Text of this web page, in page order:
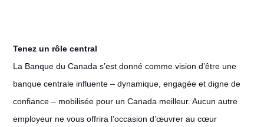
Tenez un rôle central
La Banque du Canada s’est donné comme vision d’être une
banque centrale influente – dynamique, engagée et digne de
confiance – mobilisée pour un Canada meilleur. Aucun autre
employeur ne vous offrira l’occasion d’œuvrer au cœur